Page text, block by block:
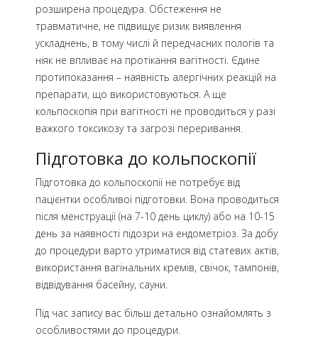
розширена процедура. Обстеження не
травматичне, не підвищує ризик виявлення
ускладнень, в тому числі й передчасних пологів та
ніяк не впливає на протікання вагітності. Єдине
протипоказання – наявність алергічних реакцій на
препарати, що використовуються. А ще
кольпоскопія при вагітності не проводиться у разі
важкого токсикозу та загрозі переривання.
Підготовка до кольпоскопії
Підготовка до кольпоскопії не потребує від
пацієнтки особливої підготовки. Вона проводиться
після менструації (на 7-10 день циклу) або на 10-15
день за наявності підозри на ендометріоз. За добу
до процедури варто утриматися від статевих актів,
використання вагінальних кремів, свічок, тампонів,
відвідування басейну, сауни.
Під час запису вас більш детально ознайомлять з
особливостями до процедури.